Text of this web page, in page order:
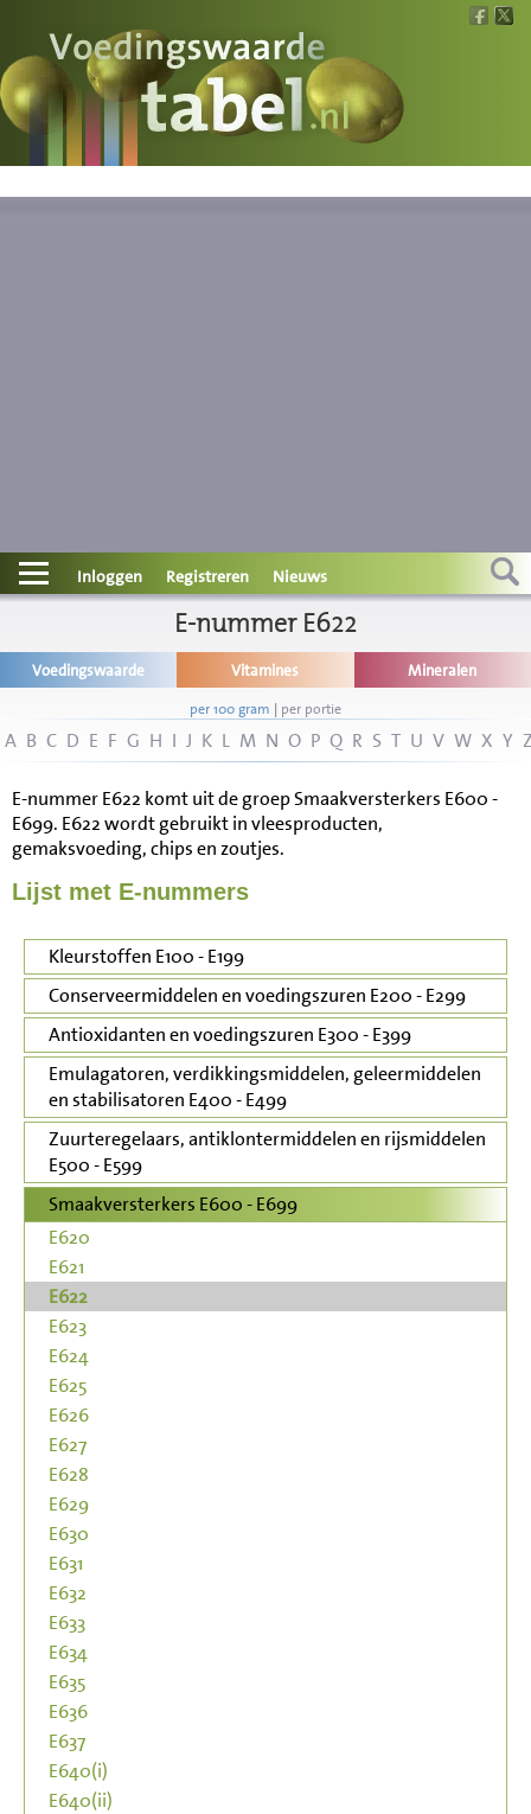
Voedingswaarde
Wat is wat?
Contact
Disclaimer
Inloggen Registreren Nieuws
E-nummer E622
Voedingswaarde Vitamines Mineralen
per 100 gram | per portie
A B C D E F G H I J K L M N O P Q R S T U V W X Y
E-nummer E622 komt uit de groep Smaakversterkers E600 -
E699. E622 wordt gebruikt in vleesproducten,
gemaksvoeding, chips en zoutjes.
Lijst met E-nummers
Kleurstoffen E100 - E199
Conserveermiddelen en voedingszuren E200 - E299
Antioxidanten en voedingszuren E300 - E399
Emulagatoren, verdikkingsmiddelen, geleermiddelen
en stabilisatoren E400 - E499
Zuurteregelaars, antiklontermiddelen en rijsmiddelen
E500 - E599
Smaakversterkers E600 - E699
E620
E621
E622
E623
E624
E625
E626
E627
E628
E629
E630
E631
E632
E633
E634
E635
E636
E637
E640(i)
E640(ii)